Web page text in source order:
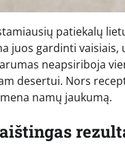
patiekalų
juos gardinti
neapsiriboja
desertui. Nors
namų jaukumą.